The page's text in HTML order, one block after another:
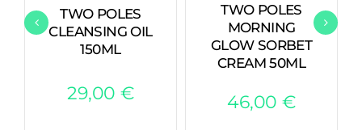
TWO POLES
CLEANSING OIL
150ML
29,00 €
TWO POLES
MORNING
GLOW SORBET
CREAM 50ML
46,00 €